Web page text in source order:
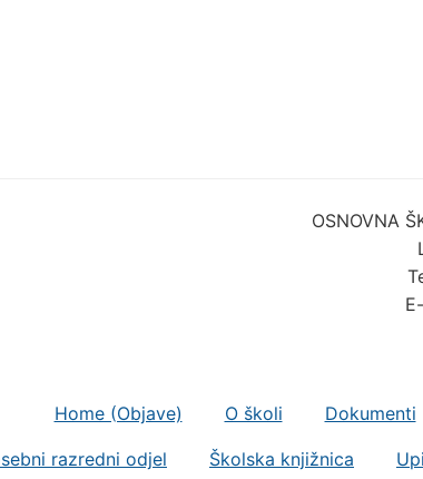
OSNOVNA
Home (Objave) O školi Dokumenti
razredni odjel Školska knjižnica